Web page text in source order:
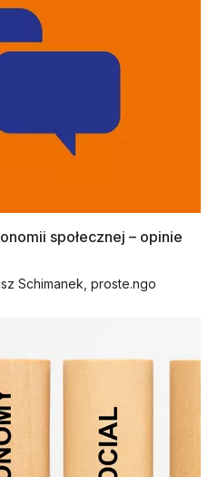
społecznej – opinie
Schimanek, proste.ngo